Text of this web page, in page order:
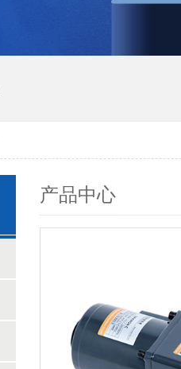
产品中心